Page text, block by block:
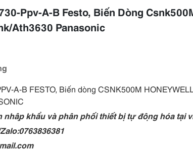
Ppv-A-B Festo, Biến Dòng
Ath3630 Panasonic
A-B FESTO, Biến dòng CSNK500M
nhập khẩu và phân phối thiết bị tự động hóa tại